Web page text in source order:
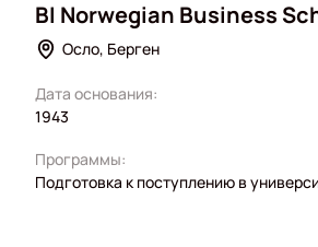
BI Norwegian Business
Осло, Берген
Дата основания:
1943
Программы:
Подготовка к поступлению в